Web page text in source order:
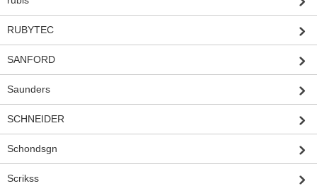
RUBYTEC
SANFORD
Saunders
SCHNEIDER
Schondsgn
Scrikss